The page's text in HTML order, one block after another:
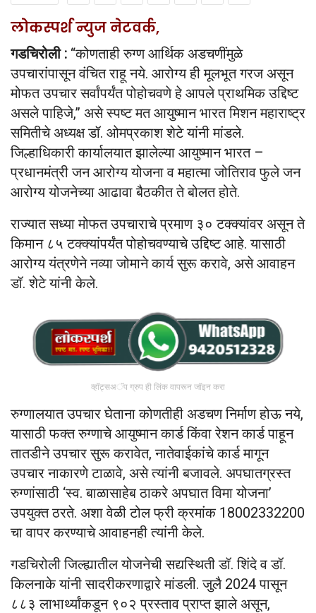
लोकस्पर्श न्युज नेटवर्क,
गडचिरोली : “कोणताही रुग्ण आर्थिक अडचणींमुळे
उपचारांपासून वंचित राहू नये. आरोग्य ही मूलभूत गरज असून
मोफत उपचार सर्वांपर्यंत पोहोचवणे हे आपले प्राथमिक उद्दिष्ट
असले पाहिजे,” असे स्पष्ट मत आयुष्मान भारत मिशन महाराष्ट्र
समितीचे अध्यक्ष डॉ. ओमप्रकाश शेटे यांनी मांडले.
जिल्हाधिकारी कार्यालयात झालेल्या आयुष्मान भारत –
प्रधानमंत्री जन आरोग्य योजना व महात्मा जोतिराव फुले जन
आरोग्य योजनेच्या आढावा बैठकीत ते बोलत होते.
राज्यात सध्या मोफत उपचाराचे प्रमाण ३० टक्क्यांवर असून ते
किमान ८५ टक्क्यांपर्यंत पोहोचवण्याचे उद्दिष्ट आहे. यासाठी
आरोग्य यंत्रणेने नव्या जोमाने कार्य सुरू करावे, असे आवाहन
डॉ. शेटे यांनी केले.
व्हॉट्सअॅप ग्रुप ही लिंक वापरून जॉइन करा
रुग्णालयात उपचार घेताना कोणतीही अडचण निर्माण होऊ नये,
यासाठी फक्त रुग्णाचे आयुष्मान कार्ड किंवा रेशन कार्ड पाहून
तातडीने उपचार सुरू करावेत, नातेवाईकांचे कार्ड मागून
उपचार नाकारणे टाळावे, असे त्यांनी बजावले. अपघातग्रस्त
रुग्णांसाठी ‘स्व. बाळासाहेब ठाकरे अपघात विमा योजना’
उपयुक्त ठरते. अशा वेळी टोल फ्री क्रमांक 18002332200
चा वापर करण्याचे आवाहनही त्यांनी केले.
गडचिरोली जिल्ह्यातील योजनेची सद्यस्थिती डॉ. शिंदे व डॉ.
किलनाके यांनी सादरीकरणाद्वारे मांडली. जुलै 2024 पासून
८८३ लाभार्थ्यांकडून ९०२ प्रस्ताव प्राप्त झाले असून,